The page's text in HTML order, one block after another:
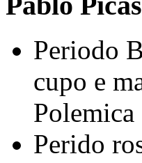
Periodo
cupo e
Perido